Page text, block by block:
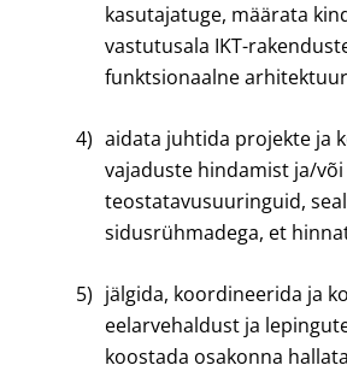
kasutajatuge, määrata
vastutusala IKT-
funktsionaalne
4) aidata juhtida projekte ja
vajaduste hindamist ja/või
teostatavusuuringuid,
sidusrühmadega, et
5) jälgida, koordineerida ja
eelarvehaldust ja
koostada osakonna